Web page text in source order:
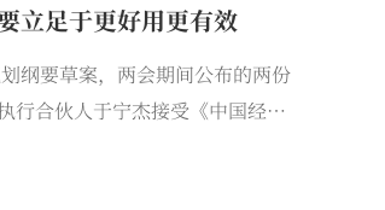
立足于更好用更有效
纲要草案，两会期间公布的两份
行合伙人于宁杰接受《中国经营